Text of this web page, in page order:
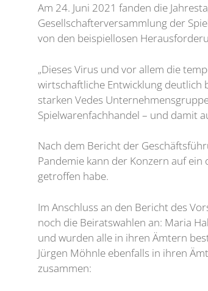
Am 24. Juni 2021 fanden die
Gesellschafterversammlung der
von den beispiellosen
„Dieses Virus und vor allem die
wirtschaftliche Entwicklung deutlich
starken Vedes
Spielwarenfachhandel – und damit
Nach dem Bericht der
Pandemie kann der Konzern auf
getroffen habe.
Im Anschluss an den Bericht des
noch die Beiratswahlen an: Maria
und wurden alle in ihren Ämtern
Jürgen Möhnle ebenfalls in ihren
zusammen: